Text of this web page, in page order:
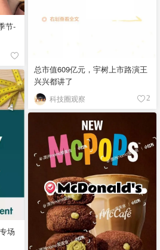
节-
总市值609亿元，宇树上市路演王
兴兴都讲了
科技圈观察 2
场